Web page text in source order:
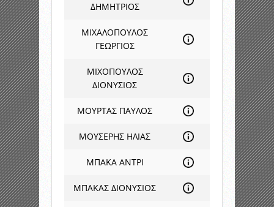
ΔΗΜΗΤΡΙΟΣ
ΜΙΧΑΛΟΠΟΥΛΟΣ
ΓΕΩΡΓΙΟΣ
ΜΙΧΟΠΟΥΛΟΣ
ΔΙΟΝΥΣΙΟΣ
ΜΟΥΡΤΑΣ ΠΑΥΛΟΣ
ΜΟΥΣΕΡΗΣ ΗΛΙΑΣ
ΜΠΑΚΑ ΑΝΤΡΙ
ΜΠΑΚΑΣ ΔΙΟΝΥΣΙΟΣ